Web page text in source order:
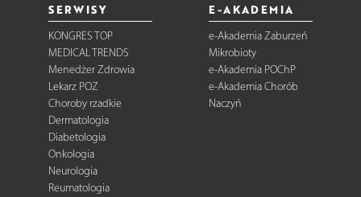
SERWISY
KONGRES TOP
MEDICAL TRENDS
Menedżer Zdrowia
Lekarz POZ
Choroby rzadkie
Dermatologia
Diabetologia
Onkologia
Neurologia
Reumatologia
E-AKADEMIA
e-Akademia Zaburzeń
Mikrobioty
e-Akademia POChP
e-Akademia Chorób
Naczyń